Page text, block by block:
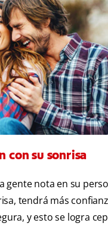
con su sonrisa
gente nota en su
tendrá más
y esto se logra